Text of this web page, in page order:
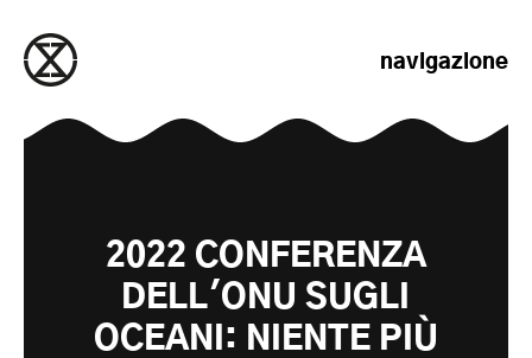
navigazione
2022 CONFERENZA
DELL'ONU SUGLI
OCEANI: NIENTE PIÙ